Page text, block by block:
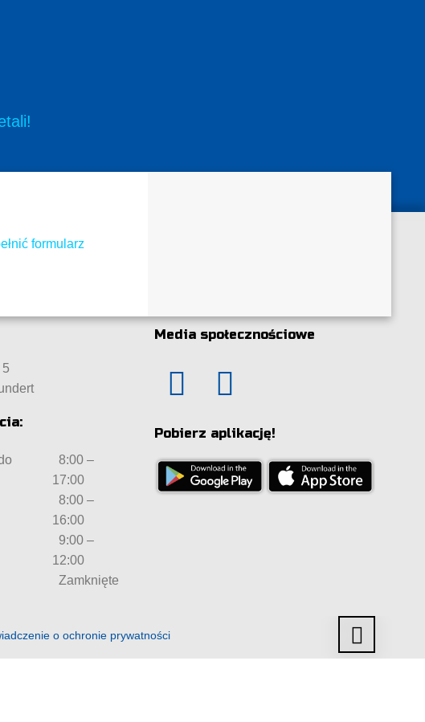
formularz
8:00 –
17:00
8:00 –
16:00
9:00 –
12:00
Zamknięte
Media społecznościowe
Pobierz aplikację!
o ochronie prywatności